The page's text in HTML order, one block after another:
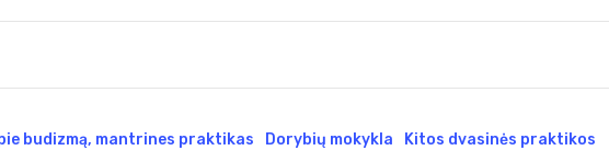
budizmą, mantrines praktikas Dorybių mokykla Kitos dvasinės praktikos